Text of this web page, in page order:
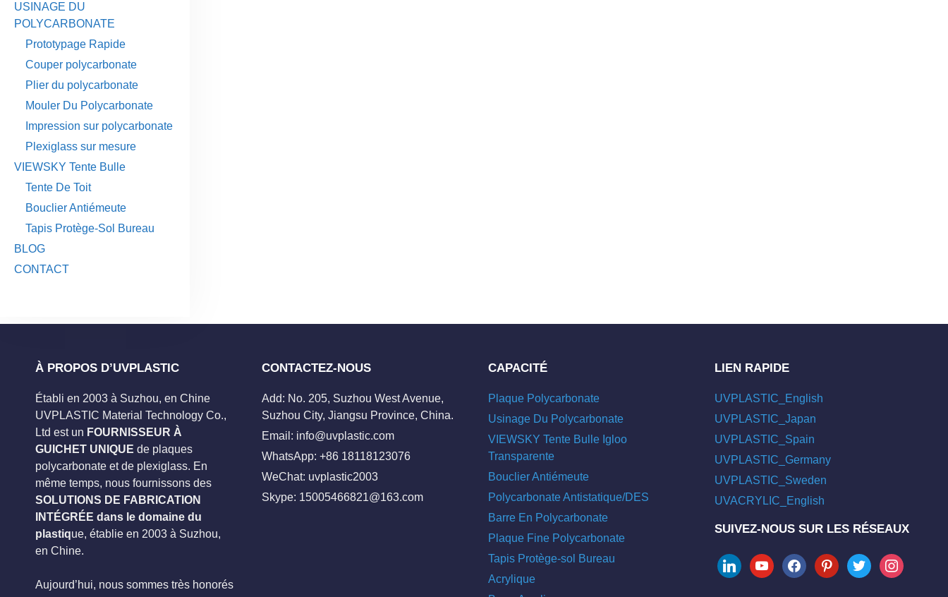
USINAGE DU
POLYCARBONATE
Prototypage Rapide
Couper polycarbonate
Plier du polycarbonate
Mouler Du Polycarbonate
Impression sur polycarbonate
Plexiglass sur mesure
VIEWSKY Tente Bulle
Tente De Toit
Bouclier Antiémeute
Tapis Protège-Sol Bureau
BLOG
CONTACT
À PROPOS D’UVPLASTIC
Établi en 2003 à Suzhou, en Chine
UVPLASTIC Material Technology Co.,
Ltd est un FOURNISSEUR À
GUICHET UNIQUE de plaques
polycarbonate et de plexiglass. En
même temps, nous fournissons des
SOLUTIONS DE FABRICATION
INTÉGRÉE dans le domaine du
plastique, établie en 2003 à Suzhou,
en Chine.
Aujourd’hui, nous sommes très honorés
CONTACTEZ-NOUS
Add: No. 205, Suzhou West Avenue,
Suzhou City, Jiangsu Province, China.
Email: info@uvplastic.com
WhatsApp: +86 18118123076
WeChat: uvplastic2003
Skype: 15005466821@163.com
CAPACITÉ
Plaque Polycarbonate
Usinage Du Polycarbonate
VIEWSKY Tente Bulle Igloo
Transparente
Bouclier Antiémeute
Polycarbonate Antistatique/DES
Barre En Polycarbonate
Plaque Fine Polycarbonate
Tapis Protège-sol Bureau
Acrylique
LIEN RAPIDE
UVPLASTIC_English
UVPLASTIC_Japan
UVPLASTIC_Spain
UVPLASTIC_Germany
UVPLASTIC_Sweden
UVACRYLIC_English
SUIVEZ-NOUS SUR LES RÉSEAUX
linkedinyoutubefacebookpinteresttwitter instagram